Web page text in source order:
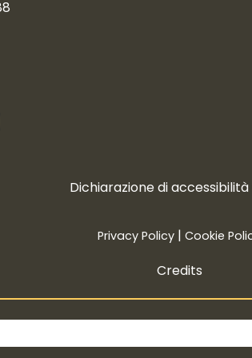
Dichiarazione di accessibilità
Privacy Policy | Cookie
Credits